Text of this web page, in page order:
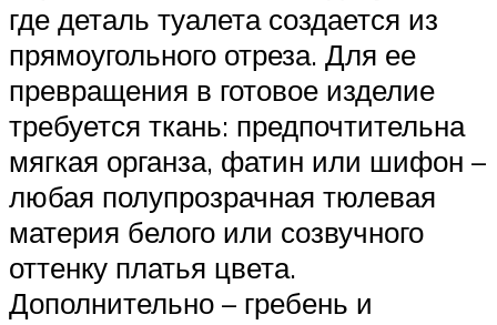
где деталь туалета создается из
прямоугольного отреза. Для ее
превращения в готовое изделие
требуется ткань: предпочтительна
мягкая органза, фатин или шифон –
любая полупрозрачная тюлевая
материя белого или созвучного
оттенку платья цвета.
Дополнительно – гребень и